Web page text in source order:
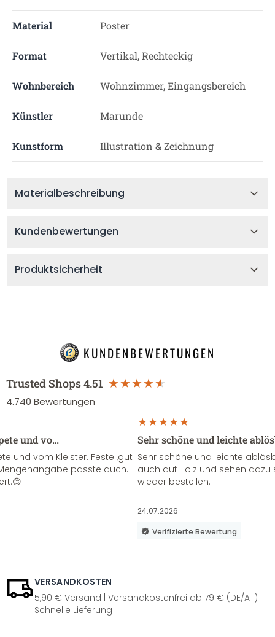
Material Poster
Format Vertikal, Rechteckig
Wohnbereich Wohnzimmer, Eingangsbereich
Künstler Marunde
Kunstform Illustration & Zeichnung
Materialbeschreibung
Kundenbewertungen
Produktsicherheit
KUNDENBEWERTUNGEN
Trusted Shops4.51
4.740 Bewertungen
und vo…
und vom Kleister. Feste ,gut
passte auch.
Sehr schöne und leichte
Sehr schöne und leichte
auch auf Holz und sehen
wieder bestellen.
24.07.2026
Verifizierte Bewertung
VERSANDKOSTEN
5,90 € Versand | Versandkostenfrei ab 79 € (DE/AT) |
Schnelle Lieferung